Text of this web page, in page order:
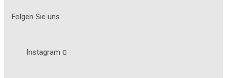
Folgen Sie uns
Instagram